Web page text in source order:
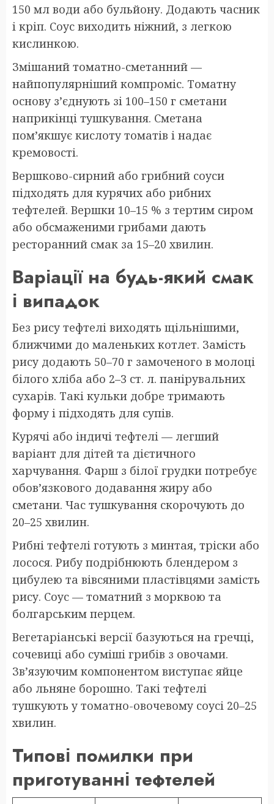
150 мл води або бульйону. Додають часник
і кріп. Соус виходить ніжний, з легкою
кислинкою.
Змішаний томатно-сметанний —
найпопулярніший компроміс. Томатну
основу з’єднують зі 100–150 г сметани
наприкінці тушкування. Сметана
пом’якшує кислоту томатів і надає
кремовості.
Вершково-сирний або грибний соуси
підходять для курячих або рибних
тефтелей. Вершки 10–15 % з тертим сиром
або обсмаженими грибами дають
ресторанний смак за 15–20 хвилин.
Варіації на будь-який смак
і випадок
Без рису тефтелі виходять щільнішими,
ближчими до маленьких котлет. Замість
рису додають 50–70 г замоченого в молоці
білого хліба або 2–3 ст. л. панірувальних
сухарів. Такі кульки добре тримають
форму і підходять для супів.
Курячі або індичі тефтелі — легший
варіант для дітей та дієтичного
харчування. Фарш з білої грудки потребує
обов’язкового додавання жиру або
сметани. Час тушкування скорочують до
20–25 хвилин.
Рибні тефтелі готують з минтая, тріски або
лосося. Рибу подрібнюють блендером з
цибулею та вівсяними пластівцями замість
рису. Соус — томатний з морквою та
болгарським перцем.
Вегетаріанські версії базуються на гречці,
сочевиці або суміші грибів з овочами.
Зв’язуючим компонентом виступає яйце
або льняне борошно. Такі тефтелі
тушкують у томатно-овочевому соусі 20–25
хвилин.
Типові помилки при
приготуванні тефтелей